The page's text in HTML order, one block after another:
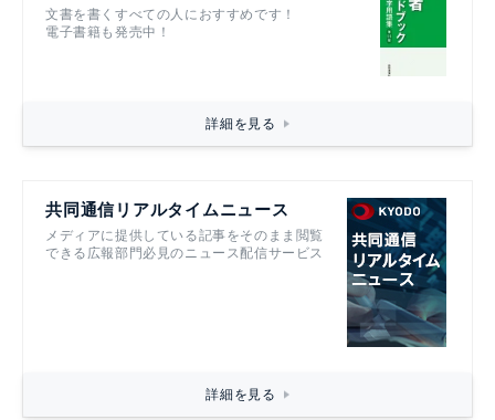
文書を書くすべての人におすすめです！
電子書籍も発売中！
詳細を見る
共同通信リアルタイムニュース
メディアに提供している記事をそのまま閲覧
できる広報部門必見のニュース配信サービス
詳細を見る